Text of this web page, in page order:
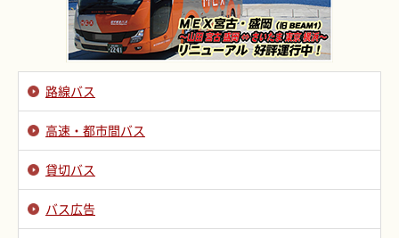
路線バス
高速・都市間バス
貸切バス
バス広告